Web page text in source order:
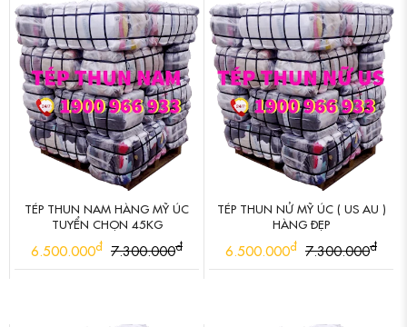
TÉP THUN NAM HÀNG MỸ ÚC
TUYỂN CHỌN 45KG
6.500.000đ 7.300.000đ
TÉP THUN NỬ MỸ ÚC ( US AU )
HÀNG ĐẸP
6.500.000đ 7.300.000đ